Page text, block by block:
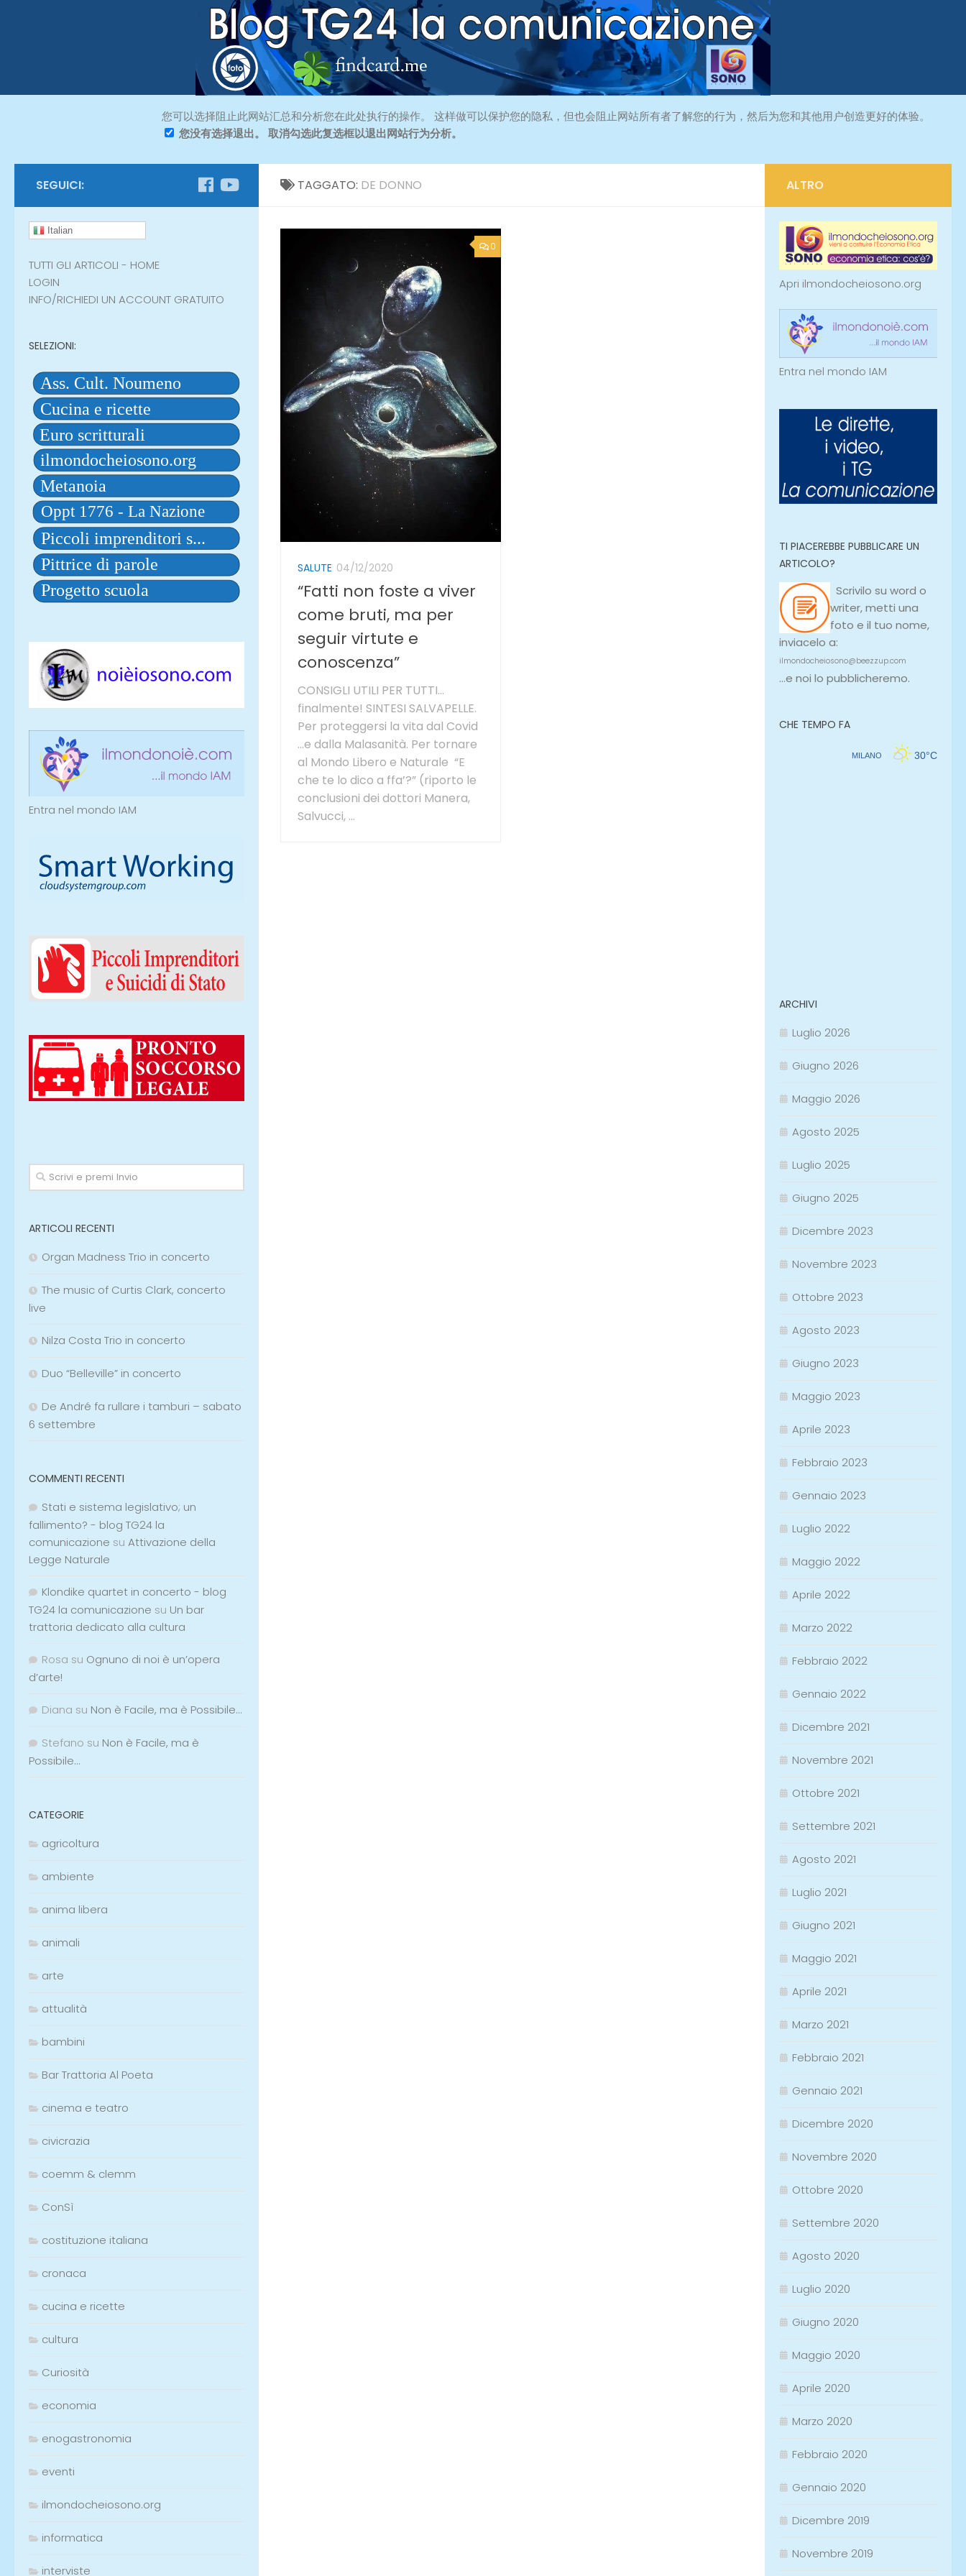
您可以选择阻止此网站汇总和分析您在此处执行的操作。 这样做可以保护您的隐私，但也会阻止网站所有者了解您的行为，然后为您和其他用户创造更好的体验。
您没有选择退出。 取消勾选此复选框以退出网站行为分析。
TAGGATO: DE DONNO
0
SALUTE 04/12/2020
“Fatti non foste a viver
come bruti, ma per
seguir virtute e
conoscenza”
CONSIGLI UTILI PER TUTTI…
finalmente! SINTESI SALVAPELLE.
Per proteggersi la vita dal Covid
…e dalla Malasanità. Per tornare
al Mondo Libero e Naturale “E
che te lo dico a ffa’?” (riporto le
conclusioni dei dottori Manera,
Salvucci, ...
SEGUICI:
Italian
TUTTI GLI ARTICOLI - HOME
LOGIN
INFO/RICHIEDI UN ACCOUNT GRATUITO
SELEZIONI:
Entra nel mondo IAM
ARTICOLI RECENTI
Organ Madness Trio in concerto
The music of Curtis Clark, concerto
live
Nilza Costa Trio in concerto
Duo “Belleville” in concerto
De André fa rullare i tamburi – sabato
6 settembre
COMMENTI RECENTI
Stati e sistema legislativo; un
fallimento? - blog TG24 la
comunicazione su Attivazione della
Legge Naturale
Klondike quartet in concerto - blog
TG24 la comunicazione su Un bar
trattoria dedicato alla cultura
Rosa su Ognuno di noi è un’opera
d’arte!
Diana su Non è Facile, ma è Possibile…
Stefano su Non è Facile, ma è
Possibile…
CATEGORIE
agricoltura
ambiente
anima libera
animali
arte
attualità
bambini
Bar Trattoria Al Poeta
cinema e teatro
civicrazia
coemm & clemm
ConSì
costituzione italiana
cronaca
cucina e ricette
cultura
Curiosità
economia
enogastronomia
eventi
ilmondocheiosono.org
informatica
interviste
ALTRO
Apri ilmondocheiosono.org
Entra nel mondo IAM
TI PIACEREBBE PUBBLICARE UN
ARTICOLO?
Scrivilo su word o
writer, metti una
foto e il tuo nome,
inviacelo a:
ilmondocheiosono@beezzup.com
...e noi lo pubblicheremo.
CHE TEMPO FA
ARCHIVI
Luglio 2026
Giugno 2026
Maggio 2026
Agosto 2025
Luglio 2025
Giugno 2025
Dicembre 2023
Novembre 2023
Ottobre 2023
Agosto 2023
Giugno 2023
Maggio 2023
Aprile 2023
Febbraio 2023
Gennaio 2023
Luglio 2022
Maggio 2022
Aprile 2022
Marzo 2022
Febbraio 2022
Gennaio 2022
Dicembre 2021
Novembre 2021
Ottobre 2021
Settembre 2021
Agosto 2021
Luglio 2021
Giugno 2021
Maggio 2021
Aprile 2021
Marzo 2021
Febbraio 2021
Gennaio 2021
Dicembre 2020
Novembre 2020
Ottobre 2020
Settembre 2020
Agosto 2020
Luglio 2020
Giugno 2020
Maggio 2020
Aprile 2020
Marzo 2020
Febbraio 2020
Gennaio 2020
Dicembre 2019
Novembre 2019